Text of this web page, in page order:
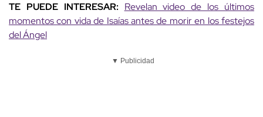
TE PUEDE INTERESAR: Revelan video de los últimos
momentos con vida de Isaías antes de morir en los festejos
del Ángel
▼ Publicidad